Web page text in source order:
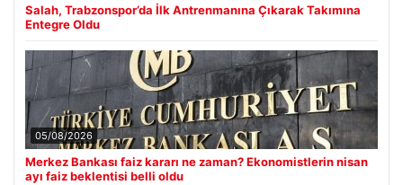
Salah, Trabzonspor’da İlk Antrenmanına Çıkarak Takımına
Entegre Oldu
05/08/2026
Merkez Bankası faiz kararı ne zaman? Ekonomistlerin nisan
ayı faiz beklentisi belli oldu